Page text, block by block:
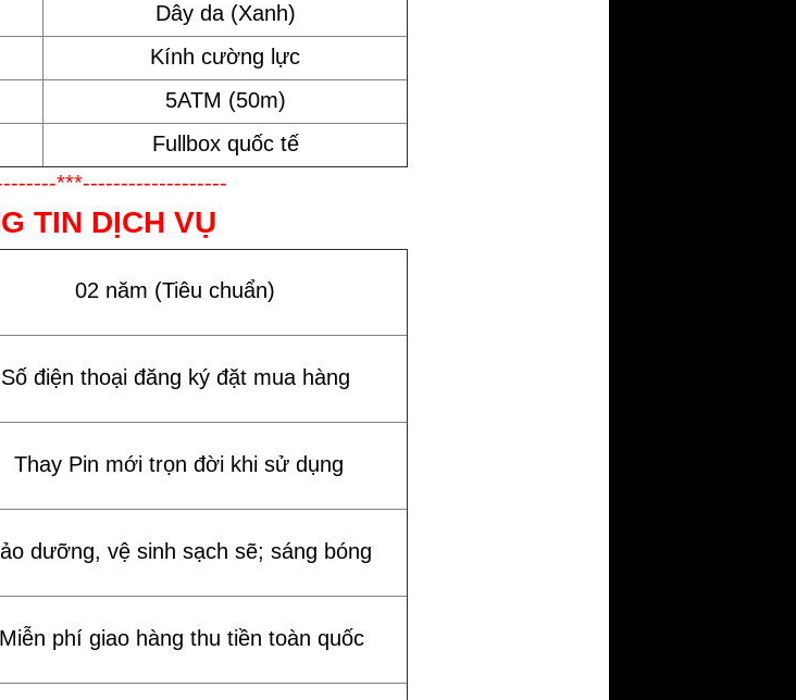
Dây da (Xanh)
Kính cường lực
5ATM (50m)
Fullbox quốc tế
***-------------------
TIN DỊCH VỤ
02 năm (Tiêu chuẩn)
Số điện thoại đăng ký đặt mua hàng
Thay Pin mới trọn đời khi sử dụng
dưỡng, vệ sinh sạch sẽ; sáng bóng
phí giao hàng thu tiền toàn quốc